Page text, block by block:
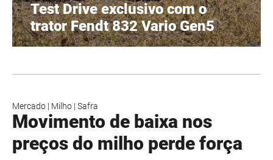
Test Drive exclusivo com o
trator Fendt 832 Vario Gen5
Mercado | Milho | Safra
Movimento de baixa nos
preços do milho perde força